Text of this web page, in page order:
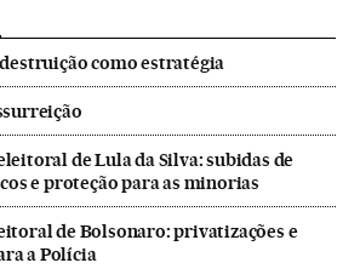
como estratégia
de Lula da Silva: subidas de
e proteção para as minorias
de Bolsonaro: privatizações e
a Polícia